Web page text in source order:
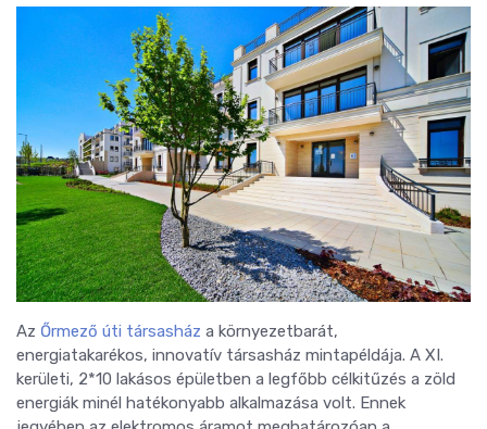
Az Őrmező úti társasház a környezetbarát,
energiatakarékos, innovatív társasház mintapéldája. A XI.
kerületi, 2*10 lakásos épületben a legfőbb célkitűzés a zöld
energiák minél hatékonyabb alkalmazása volt. Ennek